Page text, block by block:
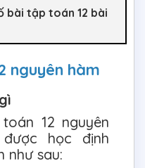
bài tập toán 12 bài
nguyên hàm
12 nguyên
học định
như sau: